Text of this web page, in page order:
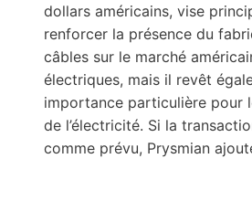
dollars américains, vise
renforcer la présence du
câbles sur le marché
électriques, mais il revêt
importance particulière pour
de l’électricité. Si la
comme prévu, Prysmian